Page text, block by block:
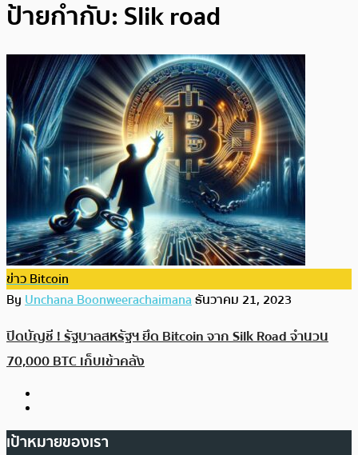
ป้ายกำกับ: Slik road
ข่าว Bitcoin
ByUnchana Boonweerachaimanaธันวาคม 21, 2023
ปิดบัญชี ! รัฐบาลสหรัฐฯ ยึด Bitcoin จาก Silk Road จำนวน
70,000 BTC เก็บเข้าคลัง
เป้าหมายของเรา